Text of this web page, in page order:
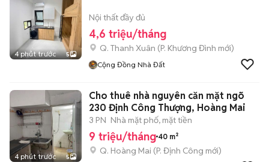
4 phút trước 5
Nội thất đầy đủ
4,6 triệu/tháng
Q. Thanh Xuân (P. Khương Đình mới)
Cộng Đồng Nhà Đất
4 phút trước 5
Cho thuê nhà nguyên căn mặt ngõ
230 Định Công Thượng, Hoàng Mai
3 PN Nhà mặt phố, mặt tiền
9 triệu/tháng 40 m²
Q. Hoàng Mai (P. Định Công mới)